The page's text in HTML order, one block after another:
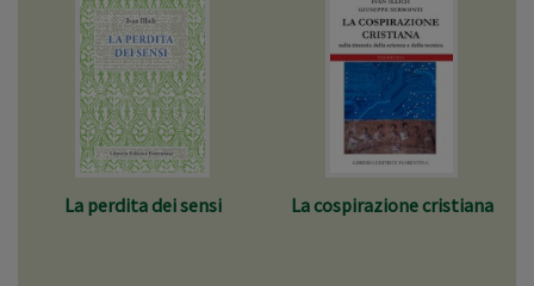
La perdita dei sensi La cospirazione cristiana